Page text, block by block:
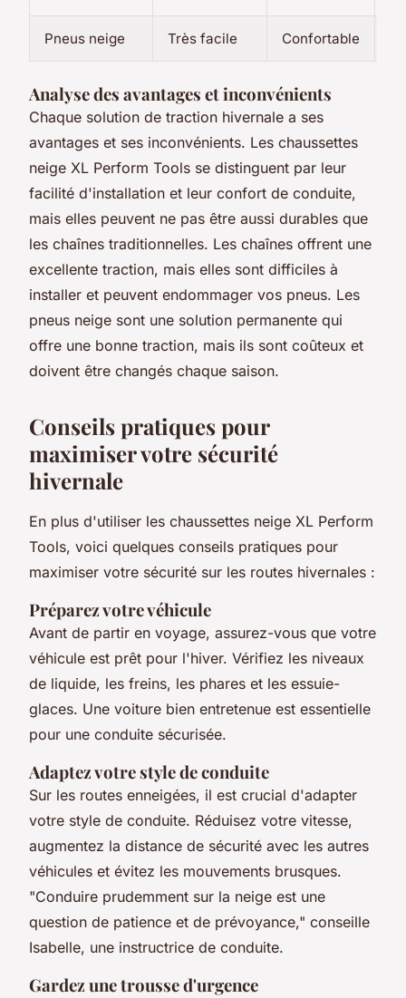
Pneus neige Très facile Confortable
Analyse des avantages et inconvénients
Chaque solution de traction hivernale a ses
avantages et ses inconvénients. Les chaussettes
neige XL Perform Tools se distinguent par leur
facilité d'installation et leur confort de conduite,
mais elles peuvent ne pas être aussi durables que
les chaînes traditionnelles. Les chaînes offrent une
excellente traction, mais elles sont difficiles à
installer et peuvent endommager vos pneus. Les
pneus neige sont une solution permanente qui
offre une bonne traction, mais ils sont coûteux et
doivent être changés chaque saison.
Conseils pratiques pour
maximiser votre sécurité
hivernale
En plus d'utiliser les chaussettes neige XL Perform
Tools, voici quelques conseils pratiques pour
maximiser votre sécurité sur les routes hivernales :
Préparez votre véhicule
Avant de partir en voyage, assurez-vous que votre
véhicule est prêt pour l'hiver. Vérifiez les niveaux
de liquide, les freins, les phares et les essuie-
glaces. Une voiture bien entretenue est essentielle
pour une conduite sécurisée.
Adaptez votre style de conduite
Sur les routes enneigées, il est crucial d'adapter
votre style de conduite. Réduisez votre vitesse,
augmentez la distance de sécurité avec les autres
véhicules et évitez les mouvements brusques.
"Conduire prudemment sur la neige est une
question de patience et de prévoyance," conseille
Isabelle, une instructrice de conduite.
Gardez une trousse d'urgence